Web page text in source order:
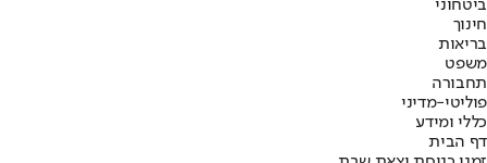
ביטחוני
חינוך
בריאות
משפט
תחבורה
פוליטי-מדיני
כללי ומידע
דף הבית